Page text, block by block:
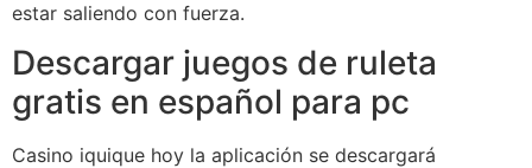
estar saliendo con fuerza.
Descargar juegos de ruleta
gratis en español para pc
Casino iquique hoy la aplicación se descargará